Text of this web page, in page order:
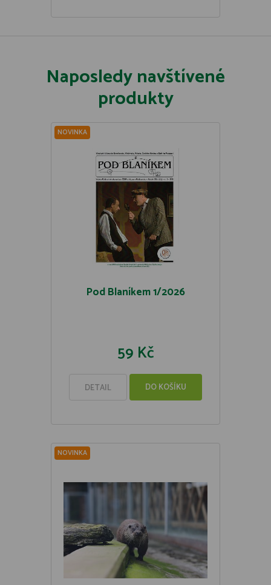
Naposledy navštívené
produkty
NOVINKA
Pod Blaníkem 1/2026
59 Kč
DETAIL DO KOŠÍKU
NOVINKA